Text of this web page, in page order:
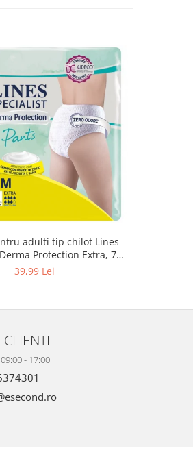
adulti tip chilot Lines
Protection Extra, 7
marimea M, 14 bucati
39,99 Lei
- 17:00